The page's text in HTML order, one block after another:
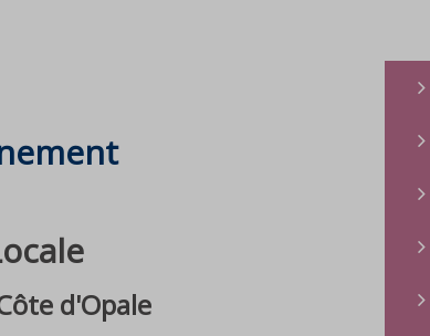
d'Opale